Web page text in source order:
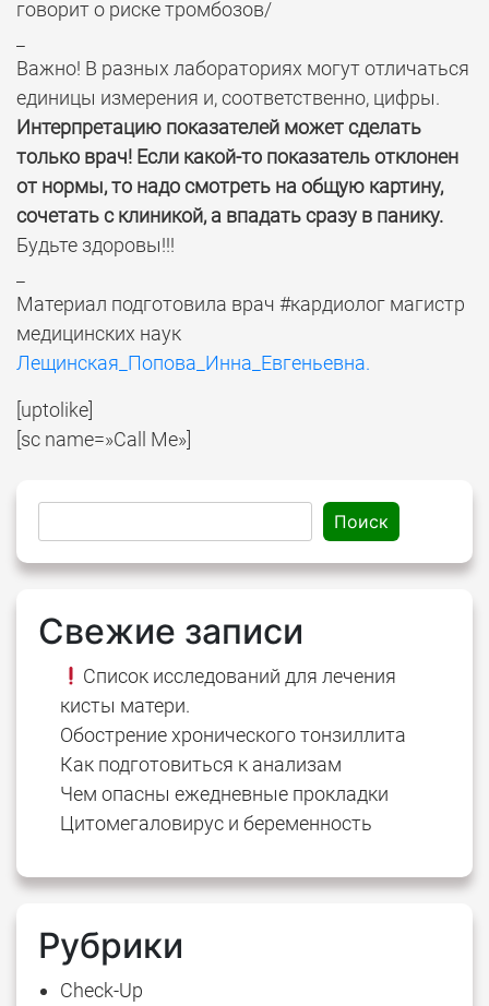
говорит о риске тромбозов/
Важно! В разных лабораториях могут отличаться
единицы измерения и, соответственно, цифры.
Интерпретацию показателей может сделать
только врач! Если какой-то показатель отклонен
от нормы, то надо смотреть на общую картину,
сочетать с клиникой, а впадать сразу в панику.
Будьте здоровы!!!
Материал подготовила врач #кардиолог магистр
медицинских наук
Лещинская_Попова_Инна_Евгеньевна.
[uptolike]
[sc name=»Call Me»]
Поиск
Свежие записи
Список исследований для лечения
кисты матери.
Обострение хронического тонзиллита
Как подготовиться к анализам
Чем опасны ежедневные прокладки
Цитомегаловирус и беременность
Рубрики
Check-Up